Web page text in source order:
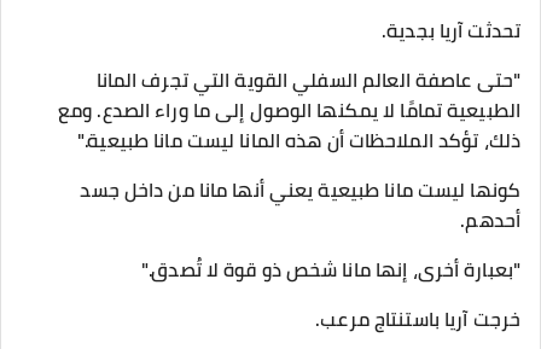
تحدثت آريا بجدية.
"حتى عاصفة العالم السفلي القوية التي تجرف المانا
الطبيعية تمامًا لا يمكنها الوصول إلى ما وراء الصدع. ومع
ذلك، تؤكد الملاحظات أن هذه المانا ليست مانا طبيعية."
كونها ليست مانا طبيعية يعني أنها مانا من داخل جسد
أحدهم.
"بعبارة أخرى، إنها مانا شخص ذو قوة لا تُصدق."
خرجت آريا باستنتاج مرعب.